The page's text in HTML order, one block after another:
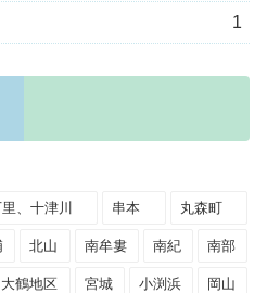
1
、十津川 串本 丸森町
北山 南牟婁 南紀 南部
大鶴地区 宮城 小渕浜 岡山